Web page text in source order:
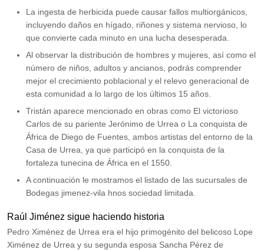
La ingesta de herbicida puede causar fallos multiorgánicos,
incluyendo daños en hígado, riñones y sistema nervioso, lo
que convierte cada minuto en una lucha desesperada.
Al observar la distribución de hombres y mujeres, así como el
número de niños, adultos y ancianos, podrás comprender
mejor el crecimiento poblacional y el relevo generacional de
esta comunidad a lo largo de los últimos 15 años.
Tristán aparece mencionado en obras como El victorioso
Carlos de su pariente Jerónimo de Urrea o La conquista de
África de Diego de Fuentes, ambos artistas del entorno de la
Casa de Urrea, ya que participó en la conquista de la
fortaleza tunecina de África en el 1550.
A continuación le mostramos el listado de las sucursales de
Bodegas jimenez-vila hnos sociedad limitada.
Raúl Jiménez sigue haciendo historia
Pedro Ximénez de Urrea era el hijo primogénito del belicoso Lope
Ximénez de Urrea y su segunda esposa Sancha Pérez de